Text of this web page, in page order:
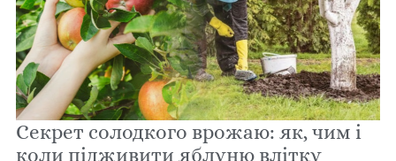
Секрет солодкого врожаю: як, чим і
коли підживити яблуню влітку